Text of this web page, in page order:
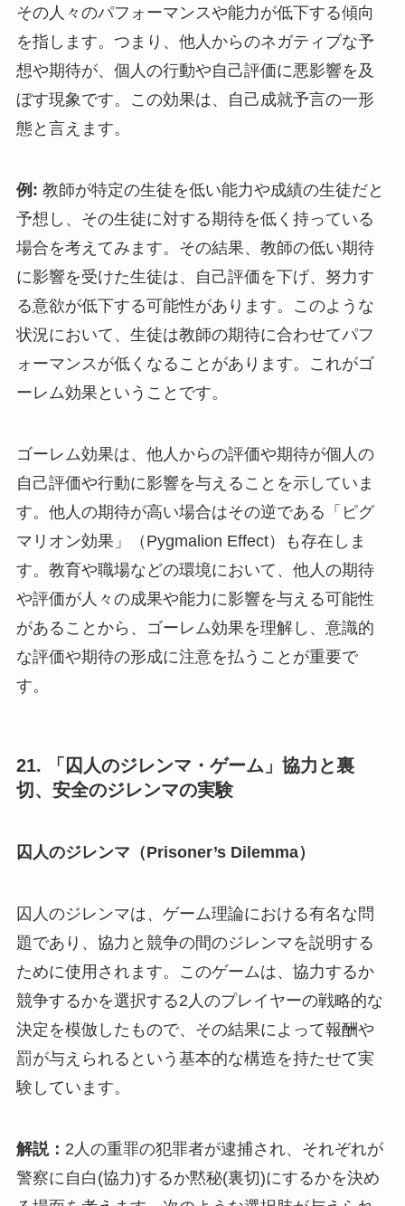
その人々のパフォーマンスや能力が低下する傾向
を指します。つまり、他人からのネガティブな予
想や期待が、個人の行動や自己評価に悪影響を及
ぼす現象です。この効果は、自己成就予言の一形
態と言えます。
例: 教師が特定の生徒を低い能力や成績の生徒だと
予想し、その生徒に対する期待を低く持っている
場合を考えてみます。その結果、教師の低い期待
に影響を受けた生徒は、自己評価を下げ、努力す
る意欲が低下する可能性があります。このような
状況において、生徒は教師の期待に合わせてパフ
ォーマンスが低くなることがあります。これがゴ
ーレム効果ということです。
ゴーレム効果は、他人からの評価や期待が個人の
自己評価や行動に影響を与えることを示していま
す。他人の期待が高い場合はその逆である「ピグ
マリオン効果」（Pygmalion Effect）も存在しま
す。教育や職場などの環境において、他人の期待
や評価が人々の成果や能力に影響を与える可能性
があることから、ゴーレム効果を理解し、意識的
な評価や期待の形成に注意を払うことが重要で
す。
21. 「囚人のジレンマ・ゲーム」協力と裏
切、安全のジレンマの実験
囚人のジレンマ（Prisoner’s Dilemma）
囚人のジレンマは、ゲーム理論における有名な問
題であり、協力と競争の間のジレンマを説明する
ために使用されます。このゲームは、協力するか
競争するかを選択する2人のプレイヤーの戦略的な
決定を模倣したもので、その結果によって報酬や
罰が与えられるという基本的な構造を持たせて実
験しています。
解説： 2人の重罪の犯罪者が逮捕され、それぞれが
警察に自白(協力)するか黙秘(裏切)にするかを決め